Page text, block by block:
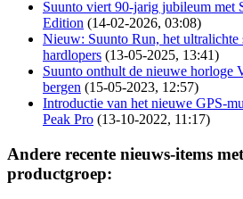
Suunto viert 90-jarig jubileum met
Edition (14-02-2026, 03:08)
Nieuw: Suunto Run, het ultralichte
hardlopers (13-05-2025, 13:41)
Suunto onthult de nieuwe horloge
bergen (15-05-2023, 12:57)
Introductie van het nieuwe GPS-
Peak Pro (13-10-2022, 11:17)
Andere recente nieuws-items
productgroep: